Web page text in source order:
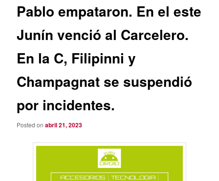
Pablo empataron. En el este
Junín venció al Carcelero.
En la C, Filipinni y
Champagnat se suspendió
por incidentes.
Posted onabril 21, 2023